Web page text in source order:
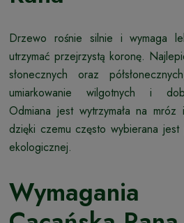
Drzewo rośnie silnie i wymaga
utrzymać przejrzystą koronę.
słonecznych oraz
umiarkowanie wilgotnych i
Odmiana jest wytrzymała na
dzięki czemu często wybierana jest
ekologicznej.